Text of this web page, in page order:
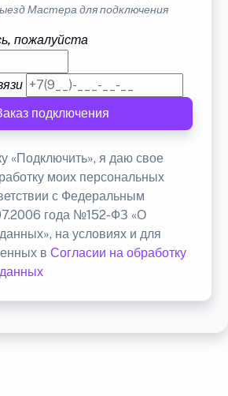
Мастера для подключения
пожалуйста
подключения
«Подключить», я даю свое
моих персональных
с Федеральным
года №152-ФЗ «О
на условиях и для
в Согласии на обработку